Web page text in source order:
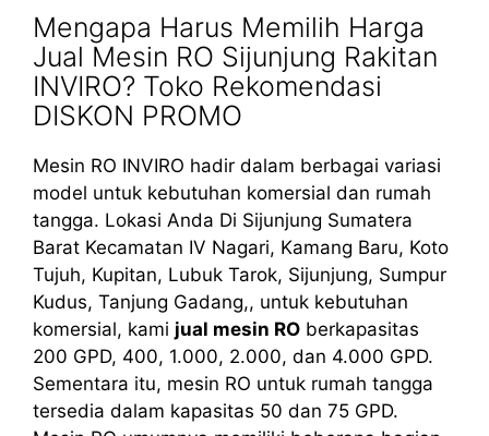
Mengapa Harus Memilih Harga
Jual Mesin RO Sijunjung Rakitan
INVIRO? Toko Rekomendasi
DISKON PROMO
Mesin RO INVIRO hadir dalam berbagai variasi
model untuk kebutuhan komersial dan rumah
tangga. Lokasi Anda Di Sijunjung Sumatera
Barat Kecamatan IV Nagari, Kamang Baru, Koto
Tujuh, Kupitan, Lubuk Tarok, Sijunjung, Sumpur
Kudus, Tanjung Gadang,, untuk kebutuhan
komersial, kami jual mesin RO berkapasitas
200 GPD, 400, 1.000, 2.000, dan 4.000 GPD.
Sementara itu, mesin RO untuk rumah tangga
tersedia dalam kapasitas 50 dan 75 GPD.